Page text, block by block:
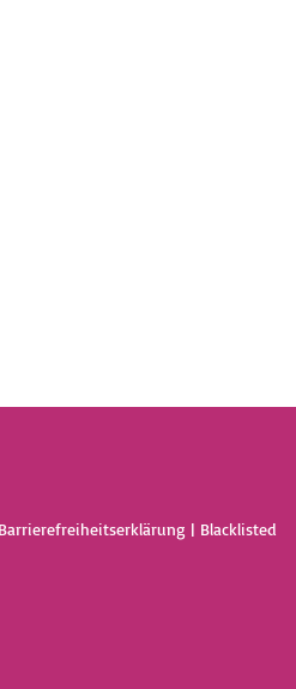
Barrierefreiheitserklärung | Blacklisted